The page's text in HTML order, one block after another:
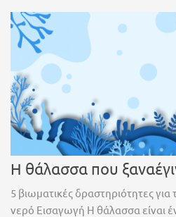
Η θάλασσα που
5 βιωματικές δραστηριότητες
νερό Εισαγωγή Η θάλασσα είναι